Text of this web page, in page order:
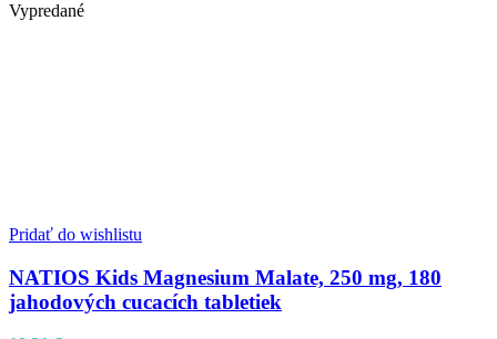
Vypredané
Pridať do wishlistu
NATIOS Kids Magnesium Malate, 250 mg, 180
jahodových cucacích tabletiek